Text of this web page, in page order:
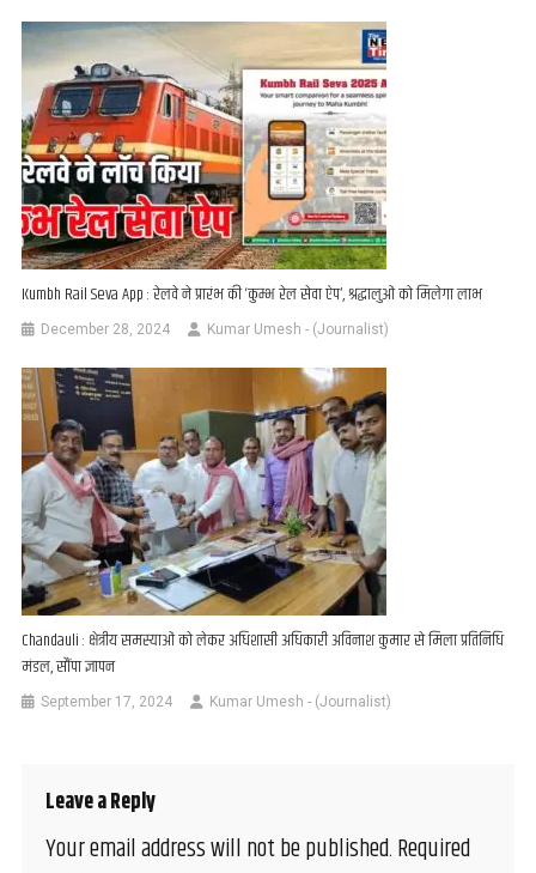
Kumbh Rail Seva App : रेलवे ने प्रारंभ की ‘कुम्भ रेल सेवा ऐप’, श्रद्धालुओं को मिलेगा लाभ
December 28, 2024 Kumar Umesh - (Journalist)
Chandauli : क्षेत्रीय समस्याओं को लेकर अधिशासी अधिकारी अविनाश कुमार से मिला प्रतिनिधि
मंडल, सौंपा ज्ञापन
September 17, 2024 Kumar Umesh - (Journalist)
Leave a Reply
Your email address will not be published.Required